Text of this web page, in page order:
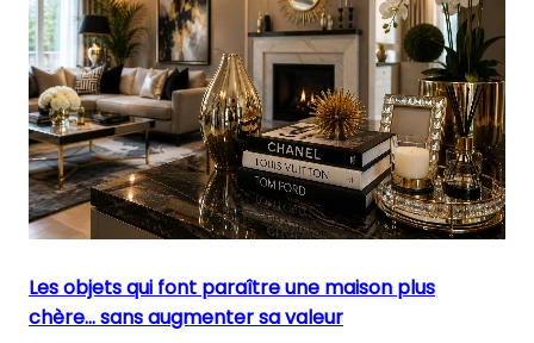
Les objets qui font paraître une maison plus
chère… sans augmenter sa valeur